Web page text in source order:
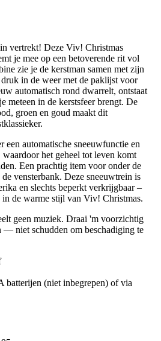
vertrekt! Deze Viv! Christmas
je mee op een betoverende rit vol
zie je de kerstman samen met zijn
in de weer met de paklijst voor
automatisch rond dwarrelt, ontstaat
meteen in de kerstsfeer brengt. De
groen en goud maakt dit
een automatische sneeuwfunctie en
het geheel tot leven komt
Een prachtig item voor onder de
vensterbank. Deze sneeuwtrein is
en slechts beperkt verkrijgbaar –
de warme stijl van Viv! Christmas.
geen muziek. Draai 'm voorzichtig
— niet schudden om beschadiging te
(niet inbegrepen) of via